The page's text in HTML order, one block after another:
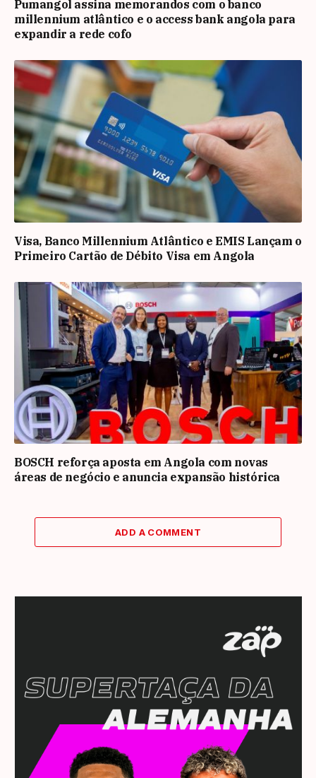
Pumangol assina memorandos com o banco
millennium atlântico e o access bank angola para
expandir a rede cofo
Visa, Banco Millennium Atlântico e EMIS Lançam o
Primeiro Cartão de Débito Visa em Angola
BOSCH reforça aposta em Angola com novas
áreas de negócio e anuncia expansão histórica
ADD A COMMENT